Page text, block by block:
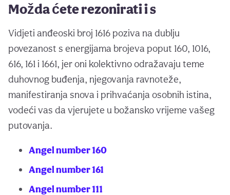
Možda ćete rezonirati i s
Vidjeti anđeoski broj 1616 poziva na dublju
povezanost s energijama brojeva poput 160, 1016,
616, 161 i 1661, jer oni kolektivno odražavaju teme
duhovnog buđenja, njegovanja ravnoteže,
manifestiranja snova i prihvaćanja osobnih istina,
vodeći vas da vjerujete u božansko vrijeme vašeg
putovanja.
Angel number 160
Angel number 161
Angel number 111